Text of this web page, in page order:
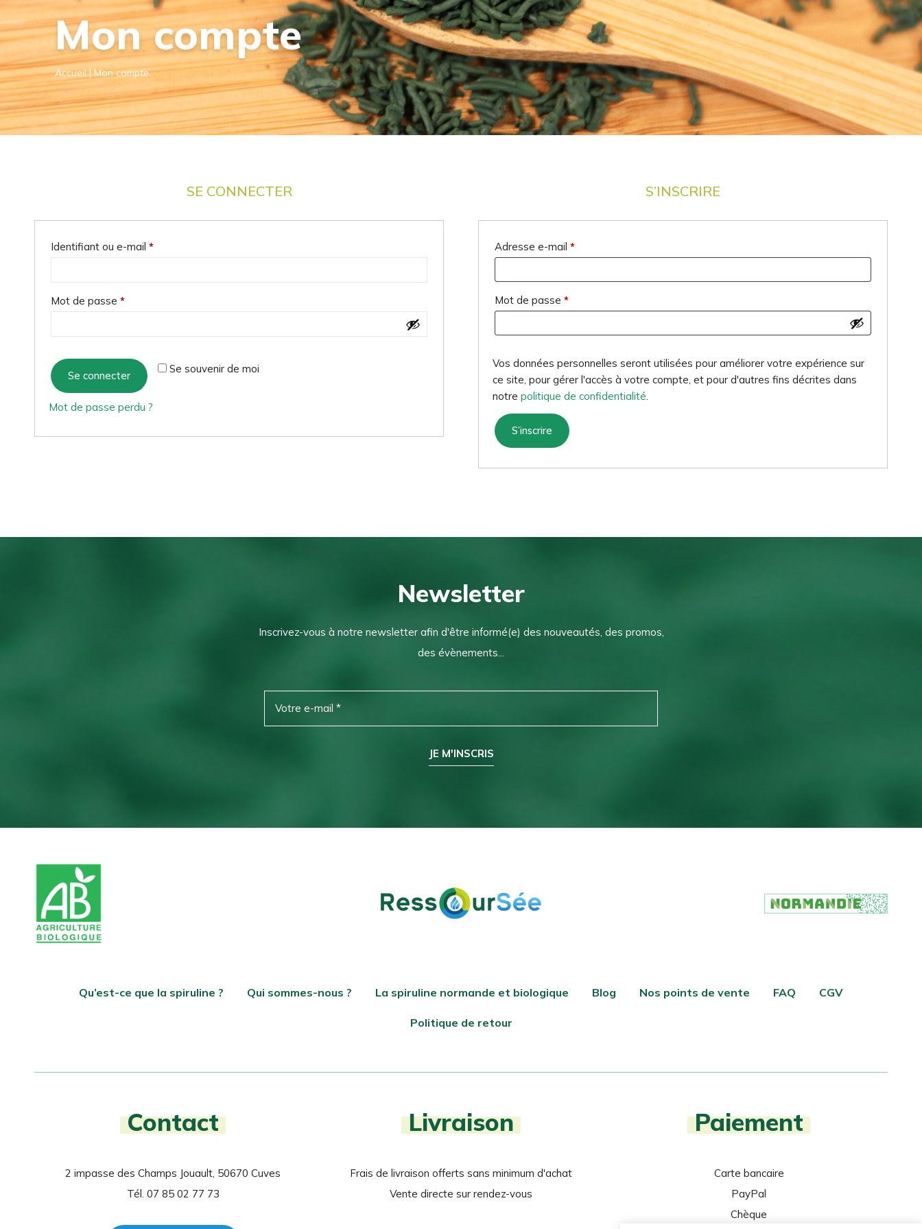
Mon compte
Accueil|Mon compte
SE CONNECTER
Identifiant ou e-mail *Obligatoire
Mot de passe *Obligatoire
Se souvenir de moi
Se connecter
Mot de passe perdu ?
S’INSCRIRE
Adresse e-mail *Obligatoire
Mot de passe *Obligatoire
Vos données personnelles seront utilisées pour améliorer votre expérience sur
ce site, pour gérer l'accès à votre compte, et pour d'autres fins décrites dans
notre politique de confidentialité.
S’inscrire
Newsletter
Inscrivez-vous à notre newsletter afin d'être informé(e) des nouveautés, des promos,
des évènements...
Qu’est-ce que la spiruline ? Qui sommes-nous ? La spiruline normande et biologique Blog Nos points de vente FAQ CGV
Politique de retour
Contact
2 impasse des Champs Jouault, 50670 Cuves
Tél. 07 85 02 77 73
Livraison
Frais de livraison offerts sans minimum d'achat
Vente directe sur rendez-vous
Paiement
Carte bancaire
PayPal
Chèque